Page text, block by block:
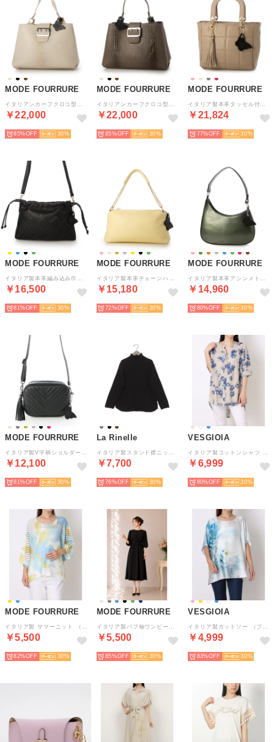
MODE FOURRURE
￥22,000
85% 30
MODE FOURRURE
￥22,000
85% 30
MODE FOURRURE
￥21,824
77% 30
MODE FOURRURE
￥16,500
81% 30
MODE FOURRURE
￥15,180
72% 30
MODE FOURRURE
￥14,960
80% 30
MODE FOURRURE
￥12,100
81% 30
La Rinelle
￥7,700
76% 30
VESGIOIA
￥6,999
80% 30
MODE FOURRURE
￥5,500
82% 30
MODE FOURRURE
￥5,500
85% 30
VESGIOIA
￥4,999
83% 30